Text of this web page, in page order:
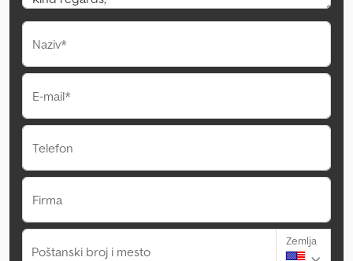
Naziv*
E-mail*
Telefon
Firma
Poštanski broj i mesto
Zemlja